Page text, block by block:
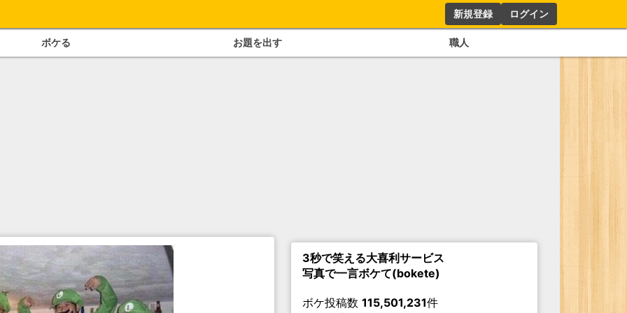
新規登録 ログイン
ボケる お題を出す 職人
3秒で笑える大喜利サービス
写真で一言ボケて(bokete)
ボケ投稿数 115,501,231件